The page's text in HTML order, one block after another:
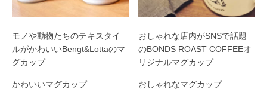
モノや動物たちのテキスタイ
ルがかわいいBengt&Lottaのマ
グカップ
かわいいマグカップ
おしゃれな店内がSNSで話題
のBONDS ROAST COFFEEオ
リジナルマグカップ
おしゃれなマグカップ